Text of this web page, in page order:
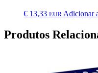
€ 13,33 EUR Adicionar
Produtos